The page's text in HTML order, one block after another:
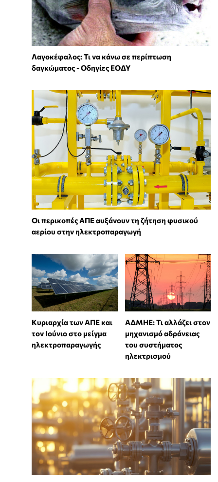
Λαγοκέφαλος: Τι να κάνω σε περίπτωση
δαγκώματος - Οδηγίες ΕΟΔΥ
Οι περικοπές ΑΠΕ αυξάνουν τη ζήτηση φυσικού
αερίου στην ηλεκτροπαραγωγή
Κυριαρχία των ΑΠΕ και
τον Ιούνιο στο μείγμα
ηλεκτροπαραγωγής
ΑΔΜΗΕ: Τι αλλάζει στον
μηχανισμό αδράνειας
του συστήματος
ηλεκτρισμού